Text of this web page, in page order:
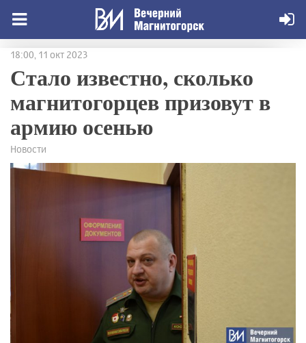
18:00, 11 окт 2023
Стало известно, сколько
магнитогорцев призовут в
армию осенью
Новости